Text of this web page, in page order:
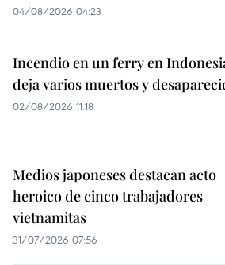
04/08/2026 04:23
Incendio en un ferry en
deja varios muertos y
02/08/2026 11:18
Medios japoneses destacan acto
heroico de cinco trabajadores
vietnamitas
31/07/2026 07:56